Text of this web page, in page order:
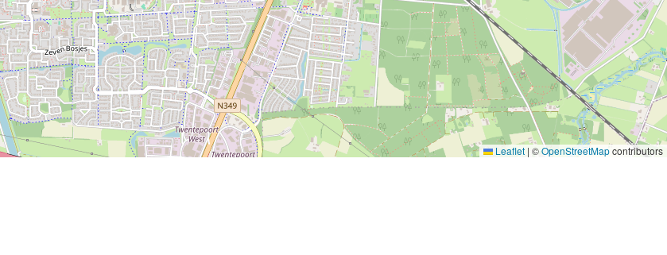
Leaflet | ©OpenStreetMapcontributors